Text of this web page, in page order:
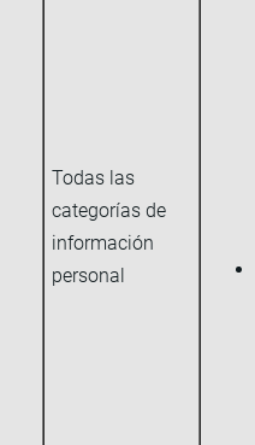
Todas las
categorías de
información
personal